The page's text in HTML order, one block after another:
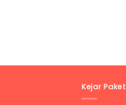
Kejar Paket